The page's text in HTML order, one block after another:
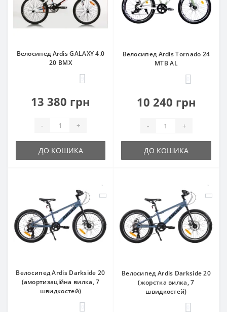
Велосипед Ardis GALAXY 4.0
20 BMX
13 380 грн
- +
ДО КОШИКА
Велосипед Ardis Tornado 24
MTB AL
10 240 грн
- +
ДО КОШИКА
Велосипед Ardis Darkside 20
(амортизаційна вилка, 7
швидкостей)
Велосипед Ardis Darkside 20
(жорстка вилка, 7
швидкостей)